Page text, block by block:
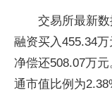
交易所最新
融资买入455.34
净偿还508.07万
通市值比例为